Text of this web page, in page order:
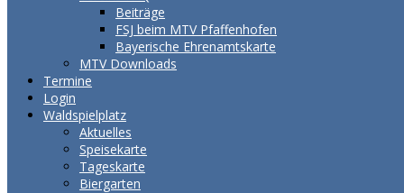
Beiträge
FSJ beim MTV Pfaffenhofen
Bayerische Ehrenamtskarte
MTV Downloads
Termine
Login
Waldspielplatz
Aktuelles
Speisekarte
Tageskarte
Biergarten